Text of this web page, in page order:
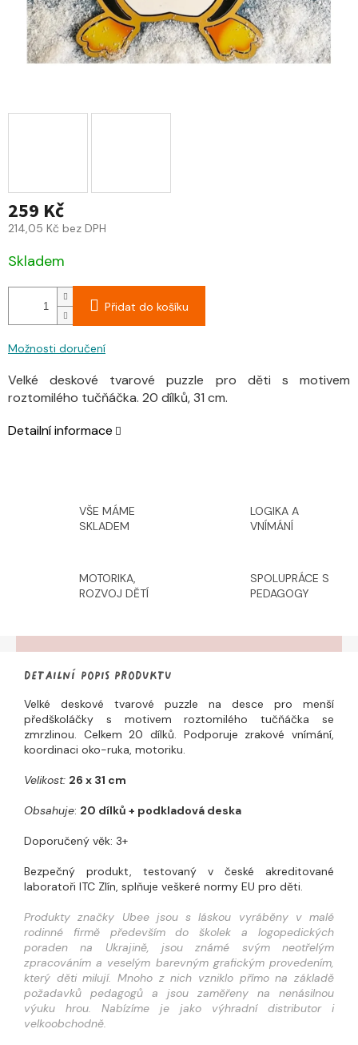
259 Kč
214,05 Kč bez DPH
Skladem
Přidat do košíku
Možnosti doručení
Velké deskové tvarové puzzle pro děti s motivem
roztomilého tučňáčka. 20 dílků, 31 cm.
Detailní informace
VŠE MÁME
SKLADEM
LOGIKA A
VNÍMÁNÍ
MOTORIKA,
ROZVOJ DĚTÍ
SPOLUPRÁCE S
PEDAGOGY
Detailní popis produktu
Velké deskové tvarové puzzle na desce pro menší
předškoláčky s motivem roztomilého tučňáčka se
zmrzlinou. Celkem 20 dílků. Podporuje zrakové vnímání,
koordinaci oko-ruka, motoriku.
Velikost: 26 x 31 cm
Obsahuje: 20 dílků + podkladová deska
Doporučený věk: 3+
Bezpečný produkt, testovaný v české akreditované
laboratoři ITC Zlín, splňuje veškeré normy EU pro děti.
Produkty značky Ubee jsou s láskou vyráběny v malé
rodinné firmě především do školek a logopedických
poraden na Ukrajině, jsou známé svým neotřelým
zpracováním a veselým barevným grafickým provedením,
který děti milují. Mnoho z nich vzniklo přímo na základě
požadavků pedagogů a jsou zaměřeny na nenásilnou
výuku hrou. Nabízíme je jako výhradní distributor i
velkoobchodně.